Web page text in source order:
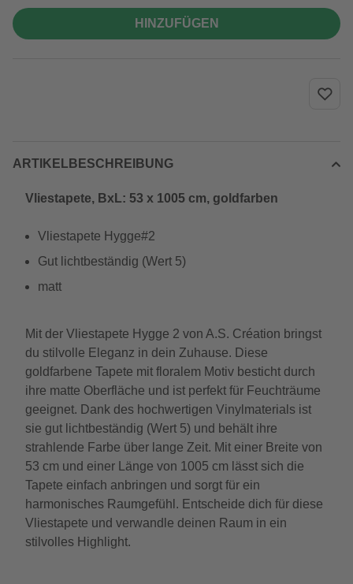
HINZUFÜGEN
ARTIKELBESCHREIBUNG
Vliestapete, BxL: 53 x 1005 cm, goldfarben
Vliestapete Hygge#2
Gut lichtbeständig (Wert 5)
matt
Mit der Vliestapete Hygge 2 von A.S. Création bringst
du stilvolle Eleganz in dein Zuhause. Diese
goldfarbene Tapete mit floralem Motiv besticht durch
ihre matte Oberfläche und ist perfekt für Feuchträume
geeignet. Dank des hochwertigen Vinylmaterials ist
sie gut lichtbeständig (Wert 5) und behält ihre
strahlende Farbe über lange Zeit. Mit einer Breite von
53 cm und einer Länge von 1005 cm lässt sich die
Tapete einfach anbringen und sorgt für ein
harmonisches Raumgefühl. Entscheide dich für diese
Vliestapete und verwandle deinen Raum in ein
stilvolles Highlight.